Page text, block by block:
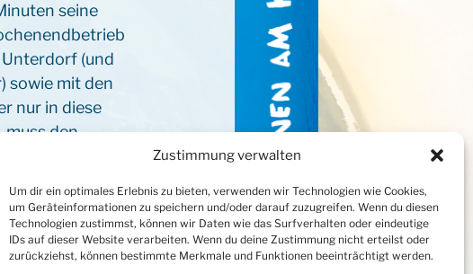
Zustimmung verwalten
Um dir ein optimales Erlebnis zu bieten, verwenden wir Technologien wie Cookies,
um Geräteinformationen zu speichern und/oder darauf zuzugreifen. Wenn du diesen
Technologien zustimmst, können wir Daten wie das Surfverhalten oder eindeutige
IDs auf dieser Website verarbeiten. Wenn du deine Zustimmung nicht erteilst oder
zurückziehst, können bestimmte Merkmale und Funktionen beeinträchtigt werden.
seine
(und
sowie mit den
nur in diese
muss den
den